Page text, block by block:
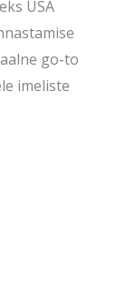
USA
go-to
imeliste